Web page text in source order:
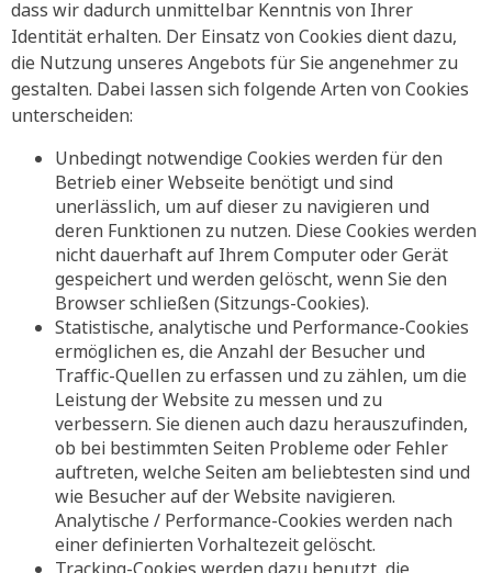
dass wir dadurch unmittelbar Kenntnis von Ihrer
Identität erhalten. Der Einsatz von Cookies dient dazu,
die Nutzung unseres Angebots für Sie angenehmer zu
gestalten. Dabei lassen sich folgende Arten von Cookies
unterscheiden:
Unbedingt notwendige Cookies werden für den
Betrieb einer Webseite benötigt und sind
unerlässlich, um auf dieser zu navigieren und
deren Funktionen zu nutzen. Diese Cookies werden
nicht dauerhaft auf Ihrem Computer oder Gerät
gespeichert und werden gelöscht, wenn Sie den
Browser schließen (Sitzungs-Cookies).
Statistische, analytische und Performance-Cookies
ermöglichen es, die Anzahl der Besucher und
Traffic-Quellen zu erfassen und zu zählen, um die
Leistung der Website zu messen und zu
verbessern. Sie dienen auch dazu herauszufinden,
ob bei bestimmten Seiten Probleme oder Fehler
auftreten, welche Seiten am beliebtesten sind und
wie Besucher auf der Website navigieren.
Analytische / Performance-Cookies werden nach
einer definierten Vorhaltezeit gelöscht.